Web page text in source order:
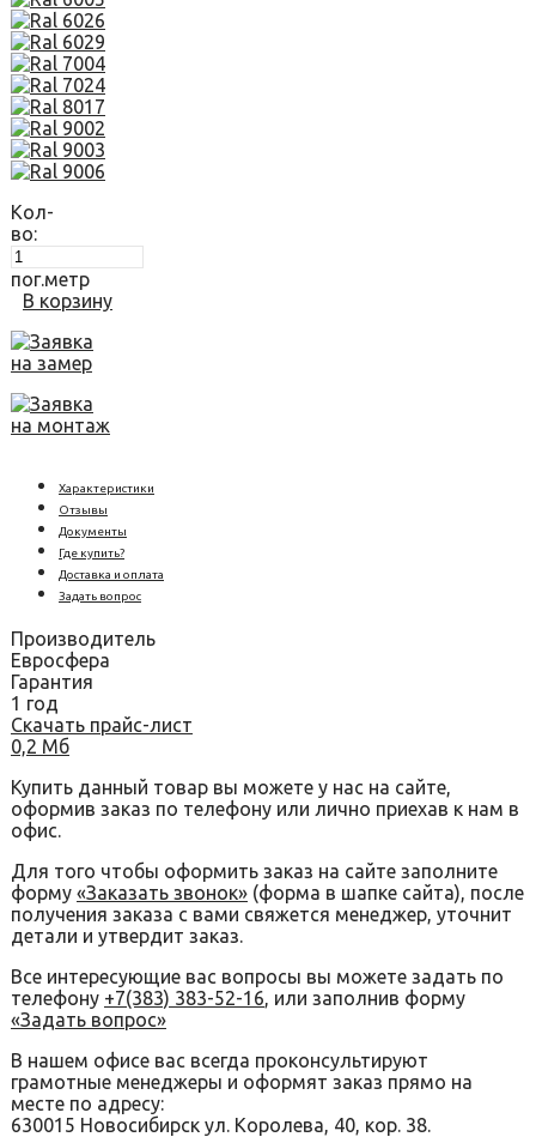
Кол-
во:
пог.метр
В корзину
Заявка
на замер
Заявка
на монтаж
Характеристики
Отзывы
Документы
Где купить?
Доставка и оплата
Задать вопрос
Производитель
Евросфера
Гарантия
1 год
Скачать прайс-лист
0,2 Мб
Купить данный товар вы можете у нас на сайте,
оформив заказ по телефону или лично приехав к нам в
офис.
Для того чтобы оформить заказ на сайте заполните
форму «Заказать звонок» (форма в шапке сайта), после
получения заказа с вами свяжется менеджер, уточнит
детали и утвердит заказ.
Все интересующие вас вопросы вы можете задать по
телефону +7(383) 383-52-16, или заполнив форму
«Задать вопрос»
В нашем офисе вас всегда проконсультируют
грамотные менеджеры и оформят заказ прямо на
месте по адресу:
630015 Новосибирск ул. Королева, 40, кор. 38.